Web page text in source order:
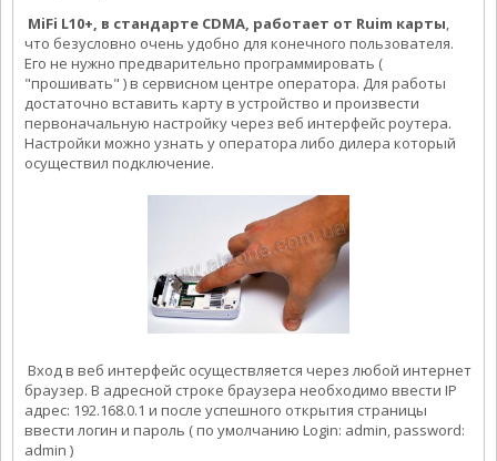
MiFi L10+, в стандарте CDMA, работает от Ruim карты,
что безусловно очень удобно для конечного пользователя.
Его не нужно предварительно программировать (
"прошивать" ) в сервисном центре оператора. Для работы
достаточно вставить карту в устройство и произвести
первоначальную настройку через веб интерфейс роутера.
Настройки можно узнать у оператора либо дилера который
осуществил подключение.
Вход в веб интерфейс осуществляется через любой интернет
браузер. В адресной строке браузера необходимо ввести IP
адрес: 192.168.0.1 и после успешного открытия страницы
ввести логин и пароль ( по умолчанию Login: admin, password:
admin )